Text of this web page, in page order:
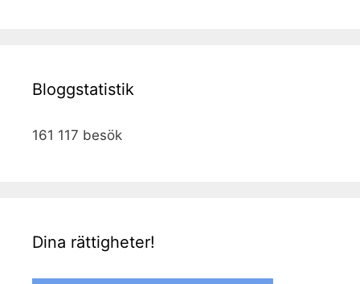
Bloggstatistik
161 117 besök
Dina rättigheter!